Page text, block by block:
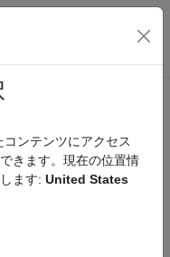
ーション メ
information?
ンテンツにアクセス
きます。現在の位置情
ます: United States